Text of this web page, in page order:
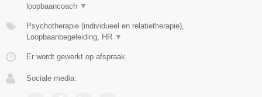
loopbaancoach ▼
Psychotherapie (individueel en relatietherapie),
Loopbaanbegeleiding, HR ▼
Er wordt gewerkt op afspraak.
Sociale media: